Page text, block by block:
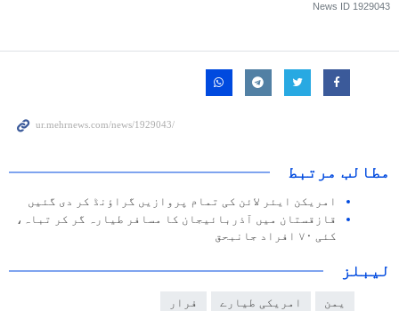
News ID 1929043
مطالب مرتبط
امریکن ایئر لائن کی تمام پروازیں گراؤنڈ کر دی گئیں
قازقستان میں آذربائیجان کا مسافر طیارہ گر کر تباہ،
کئی ۷۰ افراد جانبحق
لیبلز
یمن امریکی طیارے فرار